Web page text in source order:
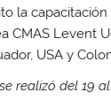
la
CMAS Levent
USA y
realizó del 19